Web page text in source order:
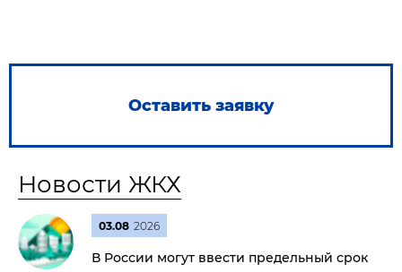
Оставить заявку
Новости ЖКХ
03.08 2026
В России могут ввести предельный срок